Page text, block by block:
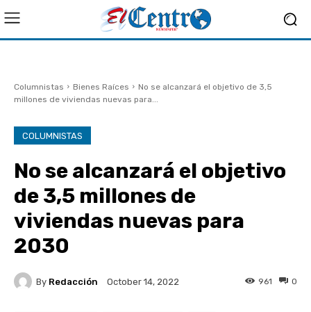
Columnistas Bienes Raíces
No se alcanzará el objetivo de 3,5
millones de viviendas nuevas para...
COLUMNISTAS
No se alcanzará el objetivo
de 3,5 millones de
viviendas nuevas para
2030
By Redacción October 14, 2022 0
961